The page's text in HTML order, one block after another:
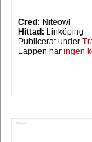
Cred: Niteowl
Hittad: Linköping
Publicerat under
Lappen har ingen